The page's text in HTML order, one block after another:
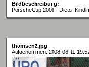
Bildbeschreibung:
PorscheCup 2008 - Dieter
thomsen2.jpg
Aufgenommen: 2008-06-11